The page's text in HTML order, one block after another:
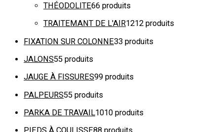
THÉODOLITE66 produits
TRAITEMANT DE L'AIR1212 produits
FIXATION SUR COLONNE33 produits
JALONS55 produits
JAUGE À FISSURES99 produits
PALPEURS55 produits
PARKA DE TRAVAIL1010 produits